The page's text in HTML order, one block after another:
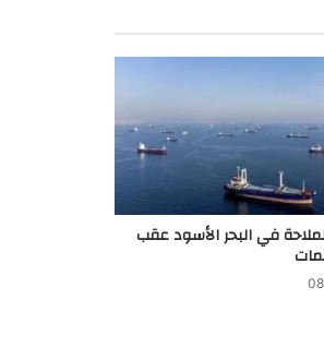
في البحر الأسود عقب